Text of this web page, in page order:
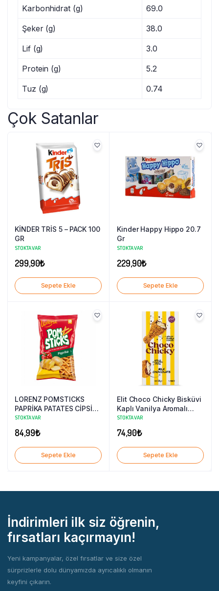
Karbonhidrat (g) 69.0
Şeker (g) 38.0
Lif (g) 3.0
Protein (g) 5.2
Tuz (g) 0.74
Çok Satanlar
KİNDER TRİS 5 – PACK 100
GR
STOKTA VAR
299,90₺
Sepete Ekle
Kinder Happy Hippo 20.7
Gr
STOKTA VAR
229,90₺
Sepete Ekle
LORENZ POMSTICKS
PAPRİKA PATATES CİPSİ
85 GR
STOKTA VAR
84,99₺
Sepete Ekle
Elit Choco Chicky Bisküvi
Kaplı Vanilya Aromalı
Krema Dolgulu Sütlü
STOKTA VAR
74,90₺
Sepete Ekle
İndirimleri ilk siz öğrenin,
fırsatları kaçırmayın!
Yeni kampanyalar, özel fırsatlar ve size özel
sürprizlerle dolu dünyamızda ayrıcalıklı olmanın
keyfini çıkarın.